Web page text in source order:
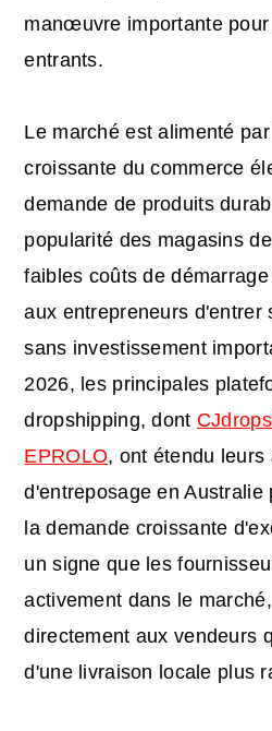
manœuvre importante
entrants.
Le marché est alimenté
croissante du commerce
demande de produits
popularité des magasins
faibles coûts de
aux entrepreneurs d'entrer
sans investissement
2026, les principales
dropshipping, dont
EPROLO, ont étendu leurs
d'entreposage en Australie
la demande croissante
un signe que les
activement dans le
directement aux vendeurs
d'une livraison locale plus